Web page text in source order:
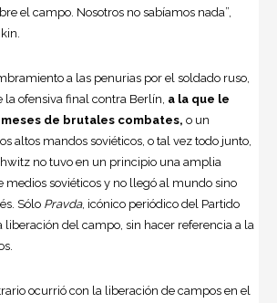
el campo. Nosotros no sabíamos nada”,
a las penurias por el soldado ruso,
ofensiva final contra Berlín, a la que le
de brutales combates, o un
altos mandos soviéticos, o tal vez todo junto,
no tuvo en un principio una amplia
medios soviéticos y no llegó al mundo sino
Sólo Pravda, icónico periódico del Partido
liberación del campo, sin hacer referencia a la
ocurrió con la liberación de campos en el